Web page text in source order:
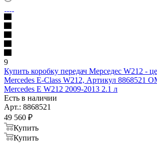
9
Купить коробку передач Мерседес W212 -
Mercedes E-Class W212, Артикул 8868521
Mercedes E W212 2009-2013 2.1 л
Есть в наличии
Арт.: 8868521
49 560 ₽
Купить
Купить